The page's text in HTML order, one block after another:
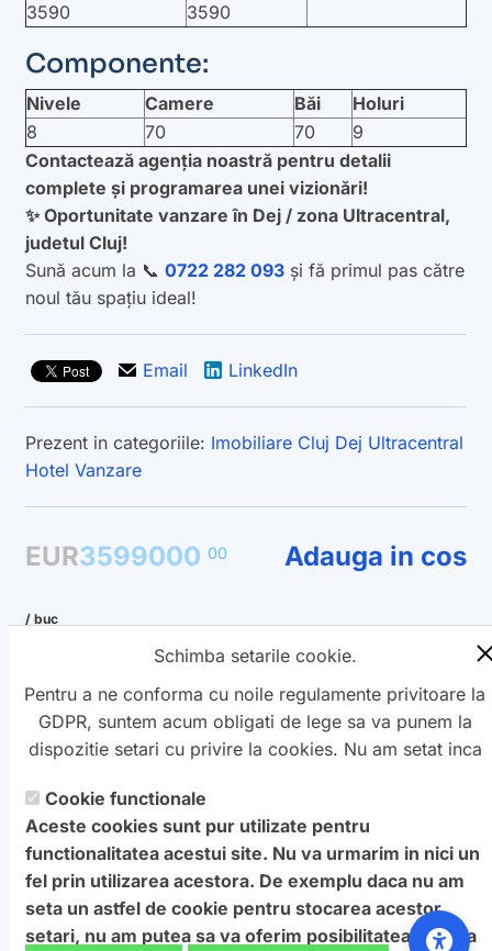
3590
3590
Componente:
Nivele Camere Băi
Holuri
8
70 70
9
Contactează agenția noastră pentru detalii
complete și programarea unei vizionări!
✨ Oportunitate vanzare în Dej / zona Ultracentral,
judetul Cluj!
Sună acum la 📞 0722 282 093 și fă primul pas către
noul tău spațiu ideal!
Email LinkedIn
Prezent in categoriile: Imobiliare Cluj Dej Ultracentral
Hotel Vanzare
EUR3599000 00
/ buc
Adauga in cos
Înapoi la produse
Copyright ©Petro&
profesionale de creareWebNou. Hai la noi !
Textele si imaginile prezente pe acest site au fost furnizate de
catre proprietarul de domeniu! Pentru orice probleme va rog
sa ne contactati.
Schimba setarile cookie.
Pentru a ne conforma cu noile regulamente privitoare la
GDPR, suntem acum obligati de lege sa va punem la
dispozitie setari cu privire la cookies. Nu am setat inca
schimbati aceste setari mai tarziu, va punem la
dispozitie un buton in coltul de jos al paginii. In orice
caz, va aducem la cunostiinta ca unele cookie sunt intr-
adevar necesare website-ului nostru pentru a functiona,
si nu pot fi dezactivate.Daca nu sunteti de acord cu
aceasta: Va rugam sa nu vizitati acest site.
Cookie functionale
Aceste cookies sunt pur utilizate pentru
functionalitatea acestui site. Nu va urmarim in nici un
fel prin utilizarea acestora. De exemplu daca nu am
seta un astfel de cookie pentru stocarea acestor
setari, nu am putea sa va oferim posibilitatea de a va